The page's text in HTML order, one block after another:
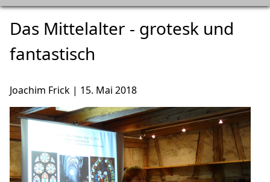
🏡
Termine
Aktuell
Über uns
Archiv
🔎
Das Mittelalter
Das Mittelalter - grotesk und
fantastisch
Joachim Frick | 15. Mai 2018